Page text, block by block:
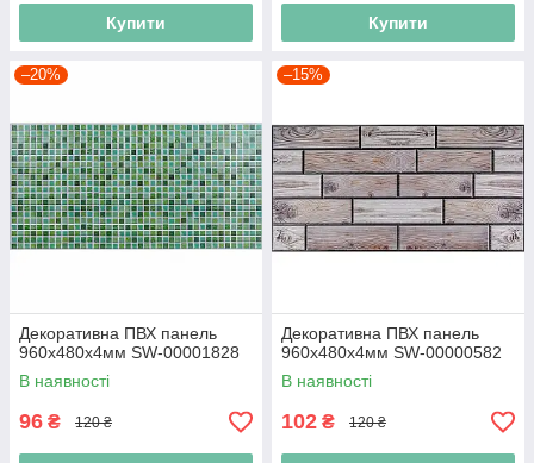
Купити Купити
–20%
Декоративна ПВХ панель
960х480х4мм SW-00001828
В наявності
96 ₴ 120 ₴
–15%
Декоративна ПВХ панель
960х480х4мм SW-00000582
В наявності
102 ₴ 120 ₴